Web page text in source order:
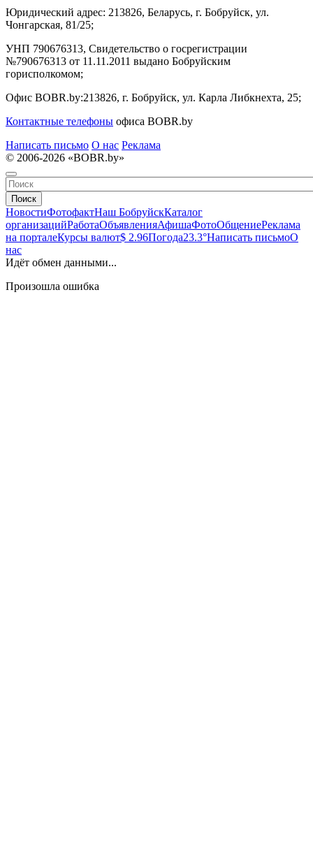
Юридический адрес: 213826, Беларусь, г. Бобруйск, ул.
Чонгарская, 81/25;
УНП 790676313, Свидетельство о госрегистрации
№790676313 от 11.11.2011 выдано Бобруйским
горисполкомом;
Офис BOBR.by:213826, г. Бобруйск, ул. Карла Либкнехта, 25;
Контактные телефоны офиса BOBR.by
Написать письмо О нас Реклама
© 2006-2026 «BOBR.by»
Поиск
НовостиФотофактНаш БобруйскКаталог
организацийРаботаОбъявленияАфишаФотоОбщениеРеклама
на порталеКурсы валют$ 2.96Погода23.3°Написать письмоО
нас
Идёт обмен данными...
Произошла ошибка